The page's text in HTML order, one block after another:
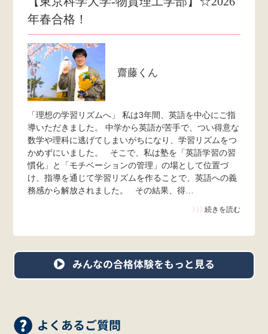
年春合格！
齋藤くん
「理想の学習リズムへ」 私は3年間、英語を中心にご指
導いただきました。 中学から英語が苦手で、つい得意な
数学や理科に逃げてしまいがちになり、学習リズムをつ
かめずにいました。 そこで、私は塾を「英語学習の習
慣化」と「モチベーションの管理」の場として位置づ
け、指導を通じて学習リズムを作ることで、英語への義
務感から解放されました。 その結果、得…
〉〉〉 続きを読む
みんなの合格体験をもっと見る
よくあるご質問